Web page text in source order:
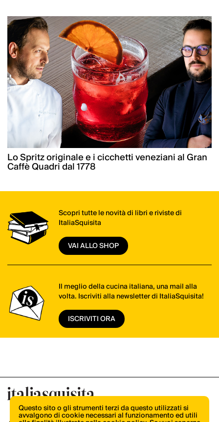
Lo Spritz originale e i cicchetti veneziani al Gran
Caffè Quadri dal 1778
Scopri tutte le novità di libri e riviste di
ItaliaSquisita
VAI ALLO SHOP
Il meglio della cucina italiana, una mail alla
volta. Iscriviti alla newsletter di ItaliaSquisita!
ISCRIVITI ORA
Questo sito o gli strumenti terzi da questo utilizzati si
avvalgono di cookie necessari al funzionamento ed utili